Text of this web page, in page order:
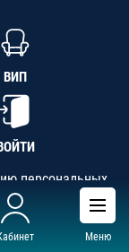
Меню
ВИП
персональных